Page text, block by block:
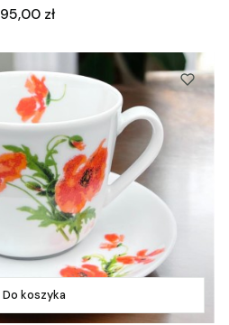
Cena
95,00 zł
Do koszyka